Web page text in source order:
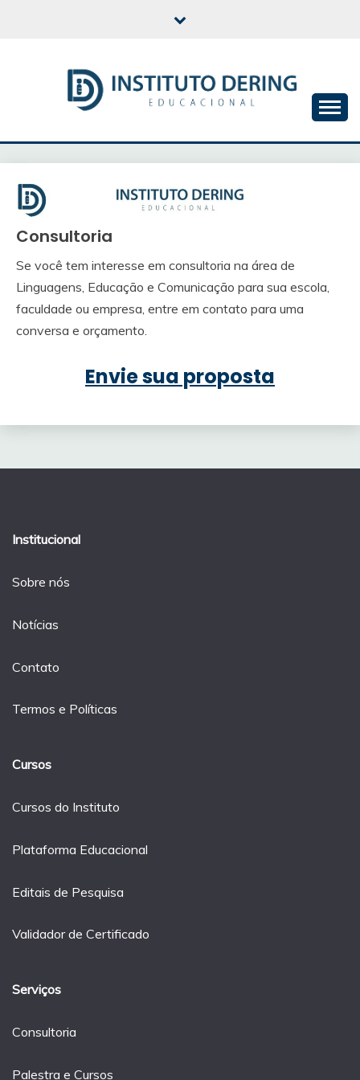
INSTITUTO DERING
EDUCACIONAL
Consultoria
Se você tem interesse em consultoria na área de
Linguagens, Educação e Comunicação para sua escola,
faculdade ou empresa, entre em contato para uma
conversa e orçamento.
Envie sua proposta
Institucional
Sobre nós
Notícias
Contato
Termos e Políticas
Cursos
Cursos do Instituto
Plataforma Educacional
Editais de Pesquisa
Validador de Certificado
Serviços
Consultoria
Palestra e Cursos